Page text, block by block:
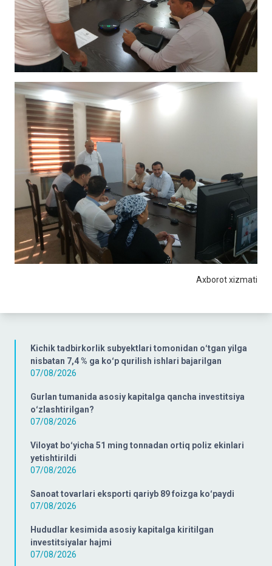
Kichik tadbirkorlik subyektlari tomonidan oʻtgan yilga
nisbatan 7,4 % ga koʻp qurilish ishlari bajarilgan
07/08/2026
Gurlan tumanida asosiy kapitalga qancha investitsiya
oʻzlashtirilgan?
07/08/2026
Viloyat boʻyicha 51 ming tonnadan ortiq poliz ekinlari
yetishtirildi
07/08/2026
Sanoat tovarlari eksporti qariyb 89 foizga koʻpaydi
07/08/2026
Hududlar kesimida asosiy kapitalga kiritilgan
investitsiyalar hajmi
07/08/2026
Axborot xizmati